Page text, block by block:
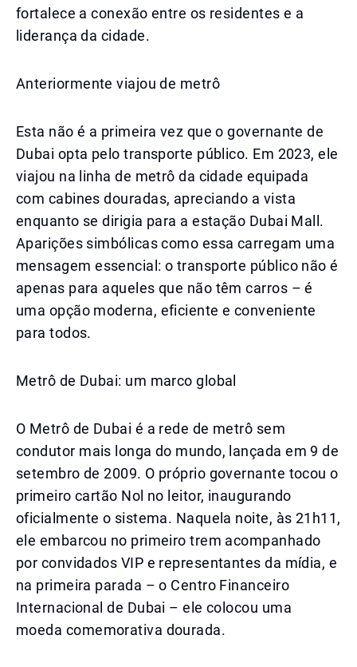
fortalece a conexão entre os residentes e a
liderança da cidade.
Anteriormente viajou de metrô
Esta não é a primeira vez que o governante de
Dubai opta pelo transporte público. Em 2023, ele
viajou na linha de metrô da cidade equipada
com cabines douradas, apreciando a vista
enquanto se dirigia para a estação Dubai Mall.
Aparições simbólicas como essa carregam uma
mensagem essencial: o transporte público não é
apenas para aqueles que não têm carros – é
uma opção moderna, eficiente e conveniente
para todos.
Metrô de Dubai: um marco global
O Metrô de Dubai é a rede de metrô sem
condutor mais longa do mundo, lançada em 9 de
setembro de 2009. O próprio governante tocou o
primeiro cartão Nol no leitor, inaugurando
oficialmente o sistema. Naquela noite, às 21h11,
ele embarcou no primeiro trem acompanhado
por convidados VIP e representantes da mídia, e
na primeira parada – o Centro Financeiro
Internacional de Dubai – ele colocou uma
moeda comemorativa dourada.